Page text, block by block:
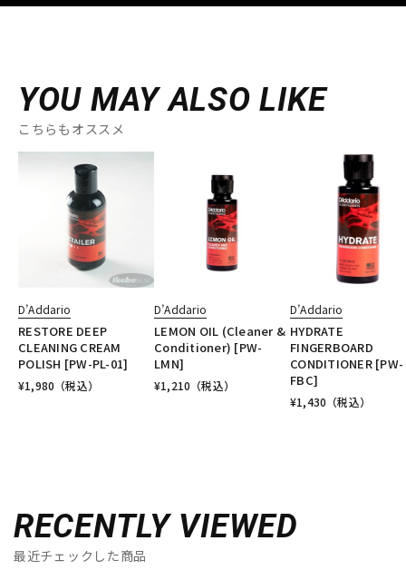
YOU MAY ALSO LIKE
こちらもオススメ
D’Addario
RESTORE DEEP
CLEANING CREAM
POLISH [PW-PL-01]
¥1,980 （税込）
D’Addario
LEMON OIL (Cleaner &
Conditioner) [PW-
LMN]
¥1,210 （税込）
D’Addario
HYDRATE
FINGERBOARD
CONDITIONER [PW-
FBC]
¥1,430 （税込）
RECENTLY VIEWED
最近チェックした商品